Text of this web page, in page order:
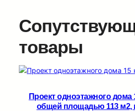
товары
Проект одноэтажного дома
общей площадью 113 м2,